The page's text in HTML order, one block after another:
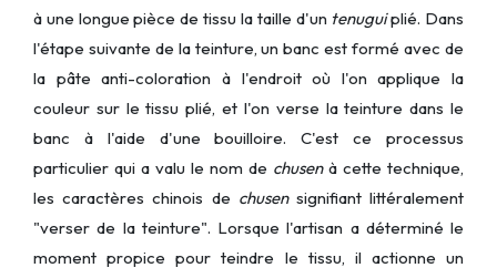
à une longue pièce de tissu la taille d'un tenuguiplié. Dans
l'étape suivante de la teinture, un banc est formé avec de
la pâte anti-coloration à l'endroit où l'on applique la
couleur sur le tissu plié, et l'on verse la teinture dans le
banc à l'aide d'une bouilloire. C'est ce processus
particulier qui a valu le nom de chusenà cette technique,
les caractères chinois de chusensignifiant littéralement
"verser de la teinture". Lorsque l'artisan a déterminé le
moment propice pour teindre le tissu, il actionne un